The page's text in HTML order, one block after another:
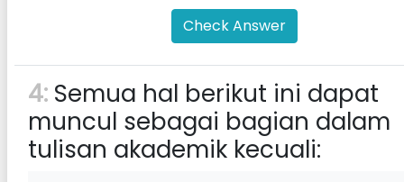
Check Answer
4: Semua hal berikut ini dapat
muncul sebagai bagian dalam
tulisan akademik kecuali: